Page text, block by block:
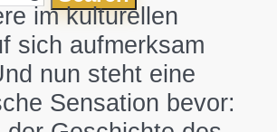
im kulturellen
sich aufmerksam
nun steht eine
Sensation bevor: